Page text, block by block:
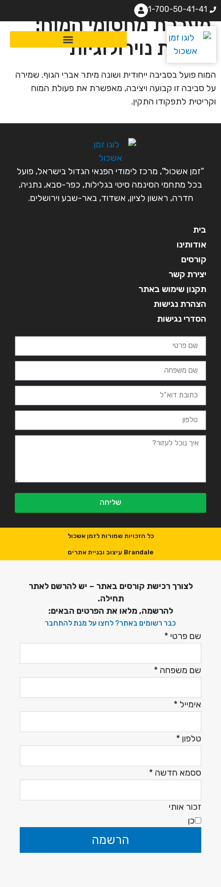
1-700-50-41-41
מערכת מחסומי המוח:
מחלות נוירולוגיות
המוח פועל בסביבה ייחודית ושונה מיתר אברי הגוף. שמירה
על סביבה זו קבועה ויציבה, מאפשרת את פעולת המוח
וקריטית לתפקודו התקין.
"זמן אשכול", מרכז לימודי הפנאי הגדול בישראל, פועל
בכל מתחמי הסינמה סיטי בגלילות, כפר-סבא, נתניה,
חדרה, ראשון לציון, אשדוד, באר-שבע וירושלים.
בית
אודותינו
קורסים
יצירת קשר
תקנון שימוש באתר
הצהרת נגישות
הסדרי נגישות
שליחה
כל הזכויות שמורות לזמן אשכול
Brandale עיצוב ובניית אתרים
לצורך רכישת קורסים באתר – יש להרשם לאתר
תחילה.
להרשמה, מלאו את הפרטים הבאים:
כבר רשומים באתר? לחצו על מנת להתחבר
שם פרטי *
שם משפחה *
אימייל *
טלפון *
ססמא חדשה *
זכור אותי
כן
הרשמה